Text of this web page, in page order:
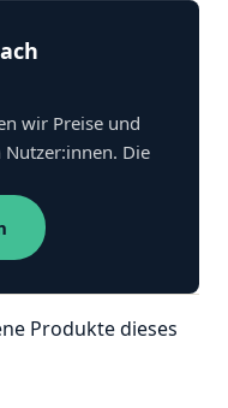
wir Preise und
Die
Produkte dieses